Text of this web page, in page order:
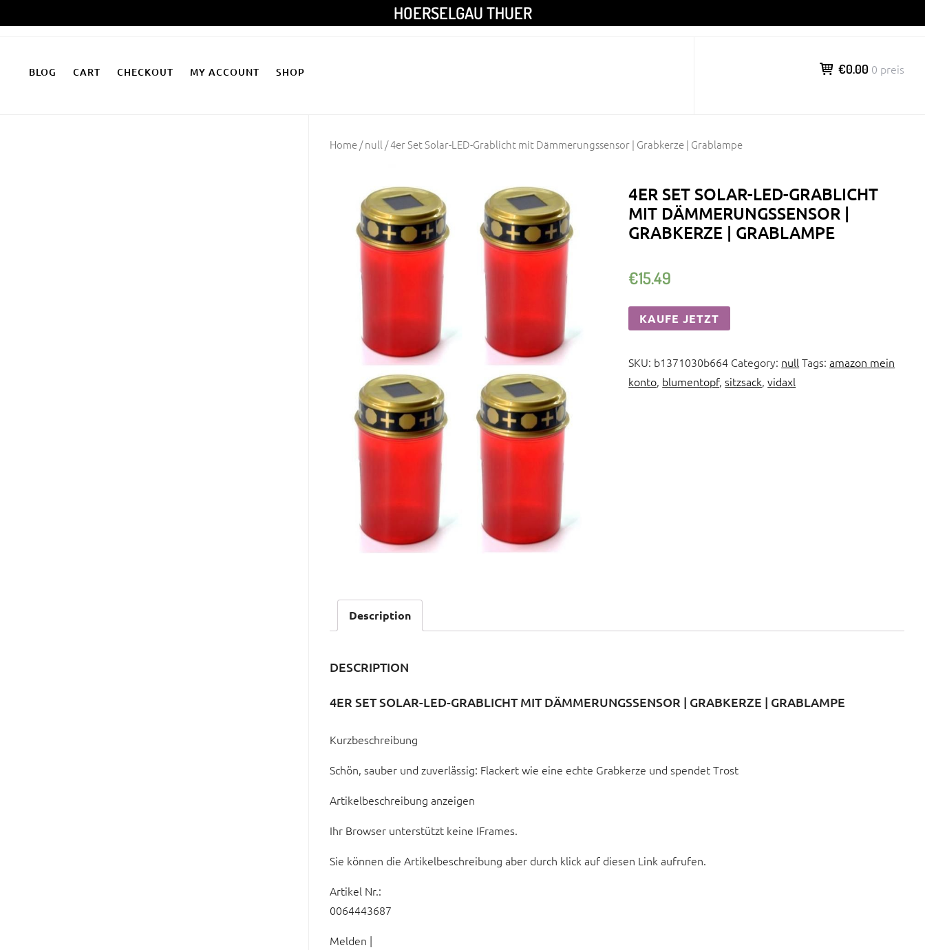
Inhalt
HOERSELGAU THUER
BLOG CART CHECKOUT MY ACCOUNT SHOP €0.00 0 preis
Home/null / 4er Set Solar-LED-Grablicht mit Dämmerungssensor | Grabkerze | Grablampe
4ER SET SOLAR-LED-GRABLICHT
MIT DÄMMERUNGSSENSOR |
GRABKERZE | GRABLAMPE
€15.49
KAUFE JETZT
SKU: b1371030b664 Category: nullTags:amazon mein
konto, blumentopf,sitzsack,vidaxl
Description
DESCRIPTION
4ER SET SOLAR-LED-GRABLICHT MIT DÄMMERUNGSSENSOR | GRABKERZE | GRABLAMPE
Kurzbeschreibung
Schön, sauber und zuverlässig: Flackert wie eine echte Grabkerze und spendet Trost
Artikelbeschreibung anzeigen
Ihr Browser unterstützt keine IFrames.
Sie können die Artikelbeschreibung aber durch klick auf diesen Link aufrufen.
Artikel Nr.:
0064443687
Melden |